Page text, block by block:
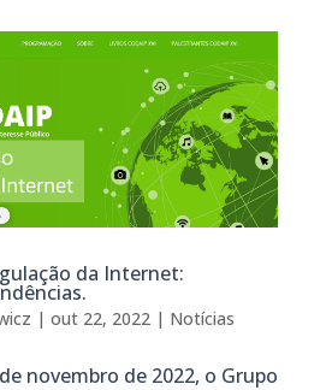
da Internet:
| out 22, 2022| Notícias
novembro de 2022, o Grupo